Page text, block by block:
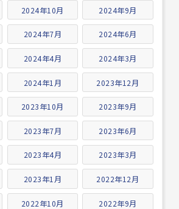
2024年10月 2024年9月
2024年7月 2024年6月
2024年4月 2024年3月
2024年1月 2023年12月
2023年10月 2023年9月
2023年7月 2023年6月
2023年4月 2023年3月
2023年1月 2022年12月
2022年10月 2022年9月